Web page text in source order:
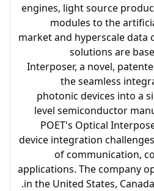
engines, light source
modules to the
market and hyperscale data
solutions are
Interposer, a novel,
the seamless
photonic devices into a
level semiconductor
POET's Optical
device integration
of communication,
applications. The company
in the United States,